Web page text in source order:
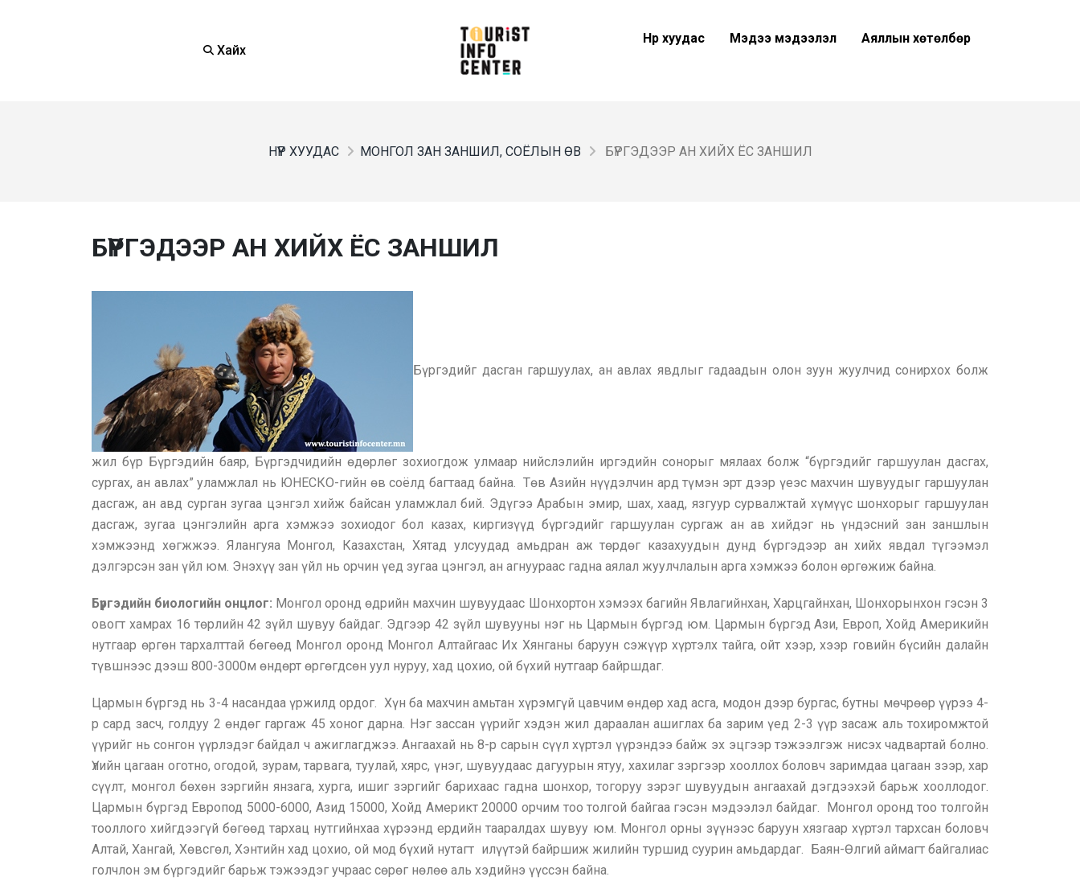
Хайх
Нүүр хуудас Мэдээ мэдээлэл Аяллын хөтөлбөр
НҮҮР ХУУДАС МОНГОЛ ЗАН ЗАНШИЛ, СОЁЛЫН ӨВ БҮРГЭДЭЭР АН ХИЙХ ЁС ЗАНШИЛ
БҮРГЭДЭЭР АН ХИЙХ ЁС ЗАНШИЛ
Бүргэдийг дасган гаршуулах, ан авлах явдлыг гадаадын олон зуун жуулчид сонирхох болж
жил бүр Бүргэдийн баяр, Бүргэдчидийн өдөрлөг зохиогдож улмаар нийслэлийн иргэдийн сонорыг мялаах болж “бүргэдийг гаршуулан дасгах,
сургах, ан авлах” уламжлал нь ЮНЕСКО-гийн өв соёлд багтаад байна. Төв Азийн нүүдэлчин ард түмэн эрт дээр үеэс махчин шувуудыг гаршуулан
дасгаж, ан авд сурган зугаа цэнгэл хийж байсан уламжлал бий. Эдүгээ Арабын эмир, шах, хаад, язгуур сурвалжтай хүмүүс шонхорыг гаршуулан
дасгаж, зугаа цэнгэлийн арга хэмжээ зохиодог бол казах, киргизүүд бүргэдийг гаршуулан сургаж ан ав хийдэг нь үндэсний зан заншлын
хэмжээнд хөгжжээ. Ялангуяа Монгол, Казахстан, Хятад улсуудад амьдран аж төрдөг казахуудын дунд бүргэдээр ан хийх явдал түгээмэл
дэлгэрсэн зан үйл юм. Энэхүү зан үйл нь орчин үед зугаа цэнгэл, ан агнуураас гадна аялал жуулчлалын арга хэмжээ болон өргөжиж байна.
Бүргэдийн биологийн онцлог: Монгол оронд өдрийн махчин шувуудаас Шонхортон хэмээх багийн Явлагийнхан, Харцгайнхан, Шонхорынхон гэсэн 3
овогт хамрах 16 төрлийн 42 зүйл шувуу байдаг. Эдгээр 42 зүйл шувууны нэг нь Цармын бүргэд юм. Цармын бүргэд Ази, Европ, Хойд Америкийн
нутгаар өргөн тархалттай бөгөөд Монгол оронд Монгол Алтайгаас Их Хянганы баруун сэжүүр хүртэлх тайга, ойт хээр, хээр говийн бүсийн далайн
түвшнээс дээш 800-3000м өндөрт өргөгдсөн уул нуруу, хад цохио, ой бүхий нутгаар байршдаг.
Цармын бүргэд нь 3-4 насандаа үржилд ордог. Хүн ба махчин амьтан хүрэмгүй цавчим өндөр хад асга, модон дээр бургас, бутны мөчрөөр үүрээ 4-
р сард засч, голдуу 2 өндөг гаргаж 45 хоног дарна. Нэг зассан үүрийг хэдэн жил дараалан ашиглах ба зарим үед 2-3 үүр засаж аль тохиромжтой
үүрийг нь сонгон үүрлэдэг байдал ч ажиглагджээ. Ангаахай нь 8-р сарын сүүл хүртэл үүрэндээ байж эх эцгээр тэжээлгэж нисэх чадвартай болно.
Үлийн цагаан оготно, огодой, зурам, тарвага, туулай, хярс, үнэг, шувуудаас дагуурын ятуу, хахилаг зэргээр хооллох боловч заримдаа цагаан зээр, хар
сүүлт, монгол бөхөн зэргийн янзага, хурга, ишиг зэргийг барихаас гадна шонхор, тогоруу зэрэг шувуудын ангаахай дэгдээхэй барьж хооллодог.
Цармын бүргэд Европод 5000-6000, Азид 15000, Хойд Америкт 20000 орчим тоо толгой байгаа гэсэн мэдээлэл байдаг. Монгол оронд тоо толгойн
тооллого хийгдээгүй бөгөөд тархац нутгийнхаа хүрээнд ердийн тааралдах шувуу юм. Монгол орны зүүнээс баруун хязгаар хүртэл тархсан боловч
Алтай, Хангай, Хөвсгөл, Хэнтийн хад цохио, ой мод бүхий нутагт илүүтэй байршиж жилийн туршид суурин амьдардаг. Баян-Өлгий аймагт байгалиас
голчлон эм бүргэдийг барьж тэжээдэг учраас сөрөг нөлөө аль хэдийнэ үүссэн байна.